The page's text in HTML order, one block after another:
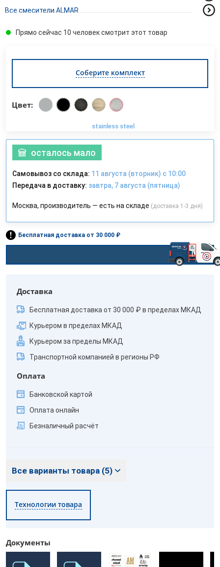
Все смесители ALMAR
Прямо сейчас 10 человек смотрит этот товар
Соберите комплект
Цвет:
stainless steel
осталось мало
Самовывоз со склада: 11 августа (вторник) с 10:00
Передача в доставку: завтра, 7 августа (пятница)
Москва, производитель — есть на складе (доставка 1-3 дня)
Бесплатная доставка от 30 000 ₽
Доставка
Бесплатная доставка от 30 000 ₽ в пределах МКАД
Курьером в пределах МКАД
Курьером за пределы МКАД
Транспортной компанией в регионы РФ
Оплата
Банковской картой
Оплата онлайн
Безналичный расчёт
Все варианты товара (5)
Технологии товара
Документы